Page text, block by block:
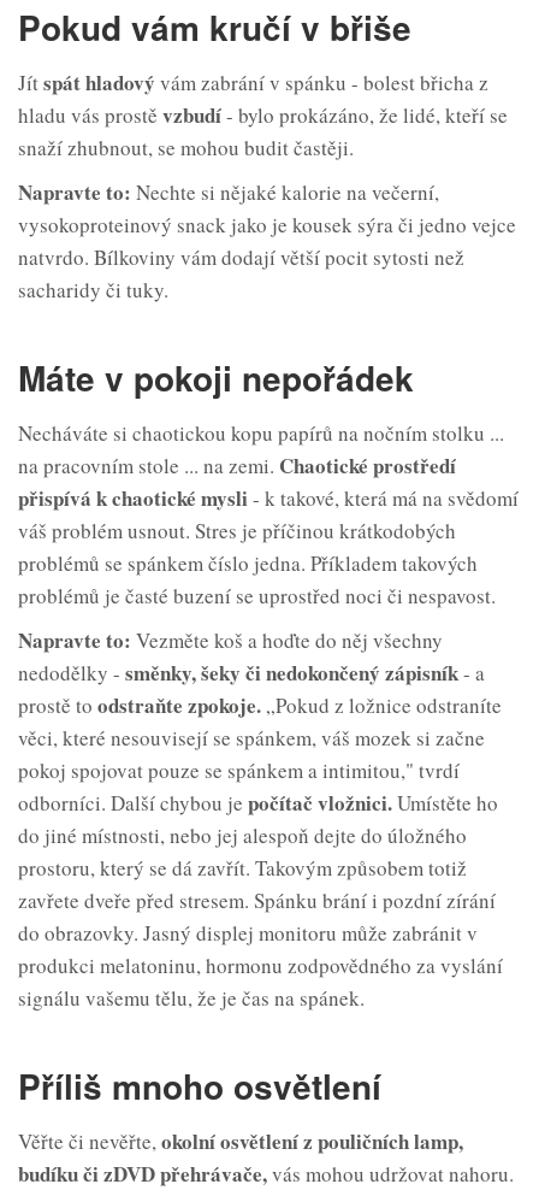
Pokud vám kručí v břiše
Jítspát hladový vám zabrání v spánku - bolest břicha z
hladu vás prostě vzbudí- bylo prokázáno, že lidé, kteří se
snaží zhubnout, se mohou budit častěji.
Napravte to: Nechte si nějaké kalorie na večerní,
vysokoproteinový snack jako je kousek sýra či jedno vejce
natvrdo. Bílkoviny vám dodají větší pocit sytosti než
sacharidy či tuky.
Máte v pokoji nepořádek
Necháváte si chaotickou kopu papírů na nočním stolku ...
na pracovním stole ... na zemi. Chaotické prostředí
přispívá kchaotické mysli- k takové, která má na svědomí
váš problém usnout. Stres je příčinou krátkodobých
problémů se spánkem číslo jedna. Příkladem takových
problémů je časté buzení se uprostřed noci či nespavost.
Napravte to: Vezměte koš a hoďte do něj všechny
nedodělky - směnky, šeky či nedokončený zápisník- a
prostě to odstraňte zpokoje. „Pokud z ložnice odstraníte
věci, které nesouvisejí se spánkem, váš mozek si začne
pokoj spojovat pouze se spánkem a intimitou," tvrdí
odborníci. Další chybou je počítač vložnici.Umístěte ho
do jiné místnosti, nebo jej alespoň dejte do úložného
prostoru, který se dá zavřít. Takovým způsobem totiž
zavřete dveře před stresem. Spánku brání i pozdní zírání
do obrazovky. Jasný displej monitoru může zabránit v
produkci melatoninu, hormonu zodpovědného za vyslání
signálu vašemu tělu, že je čas na spánek.
Příliš mnoho osvětlení
Věřte či nevěřte,okolní osvětlení z pouličních lamp,
budíku či zDVD přehrávače,vás mohou udržovat nahoru.